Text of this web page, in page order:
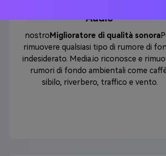
Audio
nostroMiglioratore di qualità sonora
rimuovere qualsiasi tipo di rumore di
indesiderato. Media.io riconosce e
rumori di fondo ambientali come
sibilo, riverbero, traffico e vento.